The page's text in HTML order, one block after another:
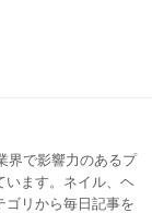
界で影響力のあるプ
います。ネイル、ヘ
ゴリから毎日記事を